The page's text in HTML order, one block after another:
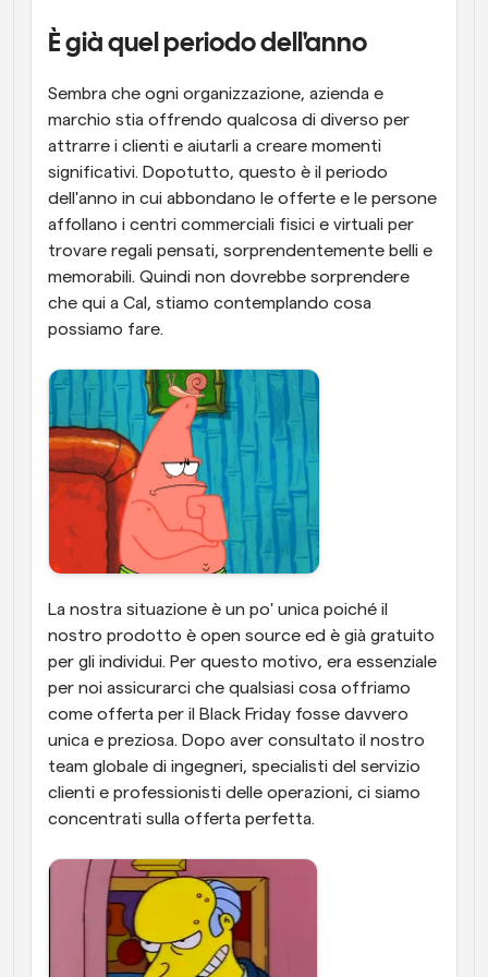
Programmazione potenziata con chiamate
supportate dall'IA
Flussi di lavoro
Automatizzare la pianificazione e i promemoria
Blog
Riunioni Instantanee
Link di Gruppo Dinamico
Ricevi una notifica quando succede qualcosa
È già quel periodo dell'anno
Sembra che ogni organizzazione, azienda e
marchio stia offrendo qualcosa di diverso per
attrarre i clienti e aiutarli a creare momenti
significativi. Dopotutto, questo è il periodo
dell'anno in cui abbondano le offerte e le persone
affollano i centri commerciali fisici e virtuali per
trovare regali pensati, sorprendentemente belli e
memorabili. Quindi non dovrebbe sorprendere
che qui a Cal, stiamo contemplando cosa
possiamo fare.
La nostra situazione è un po' unica poiché il
nostro prodotto è open source ed è già gratuito
per gli individui. Per questo motivo, era essenziale
per noi assicurarci che qualsiasi cosa offriamo
come offerta per il Black Friday fosse davvero
unica e preziosa. Dopo aver consultato il nostro
team globale di ingegneri, specialisti del servizio
clienti e professionisti delle operazioni, ci siamo
concentrati sulla offerta perfetta.